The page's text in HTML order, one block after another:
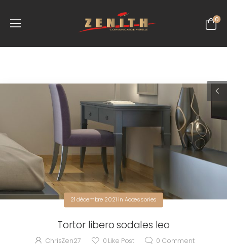
0
21 décembre 2021 in Accessories
Tortor libero sodales leo
ChrisZen27 0 Like Post 0 Comment